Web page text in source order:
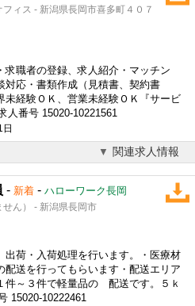
ス - 新潟県長岡市喜多町４０７
求職者の登録、求人紹介・マッチン
対応・書類作成（見積書、契約書
経験ＯＫ、営業未経験ＯＫ『サービ
人番号 15020-10221561
関連求人情報
- 新着 - ハローワーク長岡
せん） - 新潟県長岡市
出荷・入荷処理を行います。・医療材
送を行ってもらいます・配送エリア
件～３件で軽量品の 配送です。５ｋ
15020-10222461